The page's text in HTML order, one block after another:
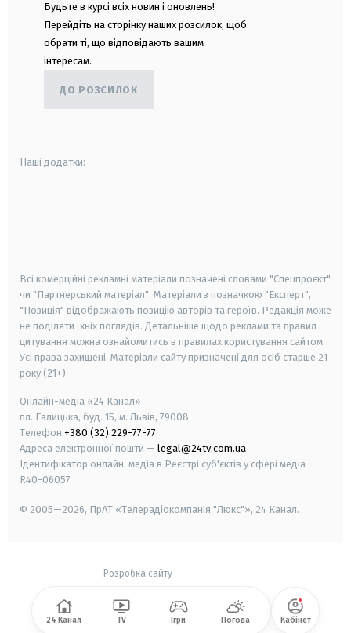
Будьте в курсі всіх новин і оновлень!
Перейдіть на сторінку наших розсилок, щоб
обрати ті, що відповідають вашим
інтересам.
ДО РОЗСИЛОК
Наші додатки:
Всі комерційні рекламні матеріали позначені словами "Спецпроєкт"
чи "Партнерський матеріал". Матеріали з позначкою "Експерт",
"Позиція" відображають позицію авторів та героїв. Редакція може
не поділяти їхніх поглядів. Детальніше щодо реклами та правил
цитування можна ознайомитись в правилах користування сайтом.
Усі права захищені. Матеріали сайту призначені для осіб старше 21
року (21+)
Онлайн-медіа «24 Канал»
пл. Галицька, буд. 15, м. Львів, 79008
Телефон +380 (32) 229-77-77
Адреса електронної пошти — legal@24tv.com.ua
Ідентифікатор онлайн-медіа в Реєстрі суб'єктів у сфері медіа —
R40-06057
© 2005—2026, ПрАТ «Телерадіокомпанія "Люкс"», 24 Канал.
Розробка сайту-
24 Канал TV Ігри Погода Кабінет